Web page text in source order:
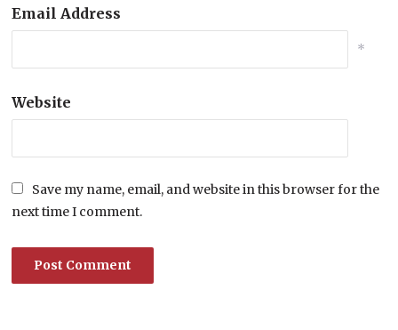
Email Address
*
Website
Save my name, email, and website in this browser for the
next time I comment.